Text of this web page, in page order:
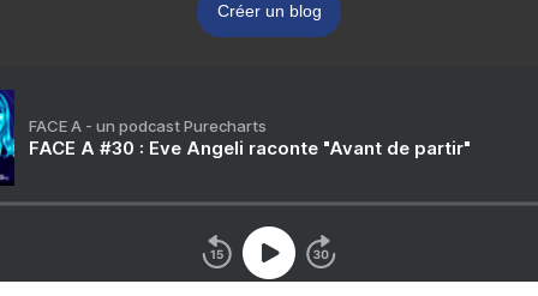
Créer un blog
FACE A - un podcast Purecharts
FACE A #30 : Eve Angeli raconte "Avant de partir"